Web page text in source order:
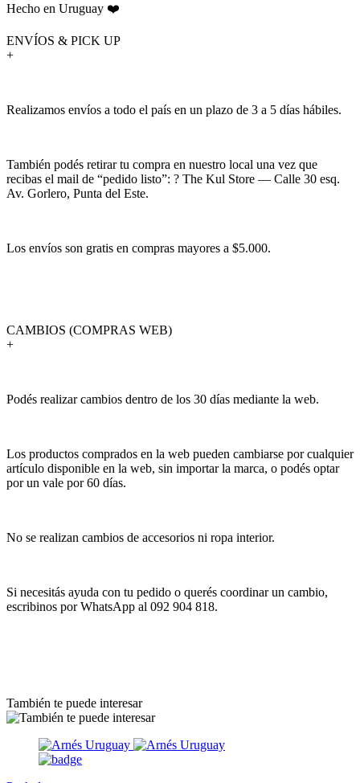
Hecho en Uruguay ❤️
ENVÍOS & PICK UP
+
Realizamos envíos a todo el país en un plazo de 3 a 5 días hábiles.
También podés retirar tu compra en nuestro local una vez que
recibas el mail de “pedido listo”: ? The Kul Store — Calle 30 esq.
Av. Gorlero, Punta del Este.
Los envíos son gratis en compras mayores a $5.000.
CAMBIOS (COMPRAS WEB)
+
Podés realizar cambios dentro de los 30 días mediante la web.
Los productos comprados en la web pueden cambiarse por cualquier
artículo disponible en la web, sin importar la marca, o podés optar
por un vale por 60 días.
No se realizan cambios de accesorios ni ropa interior.
Si necesitás ayuda con tu pedido o querés coordinar un cambio,
escribinos por WhatsApp al 092 904 818.
También te puede interesar